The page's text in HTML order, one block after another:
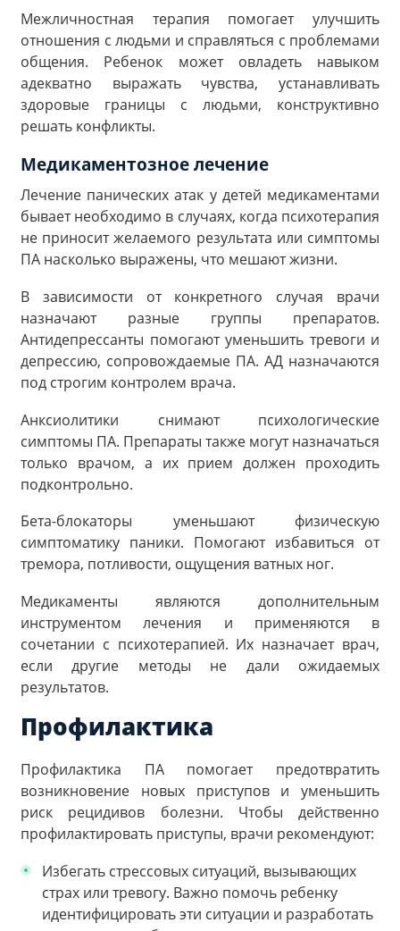
Межличностная терапия помогает улучшить
отношения с людьми и справляться с проблемами
общения. Ребенок может овладеть навыком
адекватно выражать чувства, устанавливать
здоровые границы с людьми, конструктивно
решать конфликты.
Медикаментозное лечение
Лечение панических атак у детей медикаментами
бывает необходимо в случаях, когда психотерапия
не приносит желаемого результата или симптомы
ПА насколько выражены, что мешают жизни.
В зависимости от конкретного случая врачи
назначают разные группы препаратов.
Антидепрессанты помогают уменьшить тревоги и
депрессию, сопровождаемые ПА. АД назначаются
под строгим контролем врача.
Анксиолитики снимают психологические
симптомы ПА. Препараты также могут назначаться
только врачом, а их прием должен проходить
подконтрольно.
Бета-блокаторы уменьшают физическую
симптоматику паники. Помогают избавиться от
тремора, потливости, ощущения ватных ног.
Медикаменты являются дополнительным
инструментом лечения и применяются в
сочетании с психотерапией. Их назначает врач,
если другие методы не дали ожидаемых
результатов.
Профилактика
Профилактика ПА помогает предотвратить
возникновение новых приступов и уменьшить
риск рецидивов болезни. Чтобы действенно
профилактировать приступы, врачи рекомендуют:
Избегать стрессовых ситуаций, вызывающих
страх или тревогу. Важно помочь ребенку
идентифицировать эти ситуации и разработать